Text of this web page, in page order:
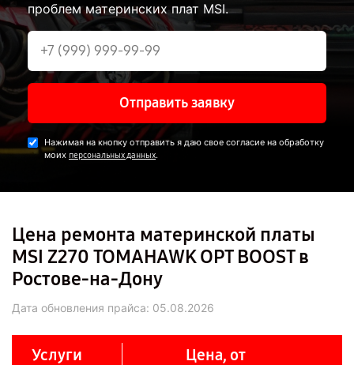
проблем материнских плат MSI.
Отправить заявку
Нажимая на кнопку отправить я даю свое согласие на обработку
моих персональных данных.
Цена ремонта материнской платы
MSI Z270 TOMAHAWK OPT BOOST в
Ростове-на-Дону
Дата обновления прайса: 05.08.2026
Услуги Цена, от